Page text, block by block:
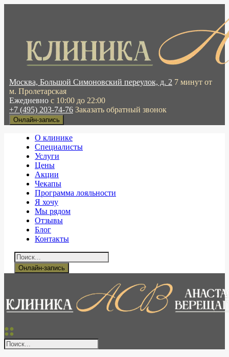
Москва, Большой Симоновский переулок, д. 2 7 минут от
м. Пролетарская
Ежедневно с 10:00 до 22:00
+7 (495) 203-74-76 Заказать обратный звонок
Онлайн-запись
О клинике
Специалисты
Услуги
Цены
Акции
Чекапы
Программа лояльности
Я хочу
Мы рядом
Отзывы
Блог
Контакты
Онлайн-запись